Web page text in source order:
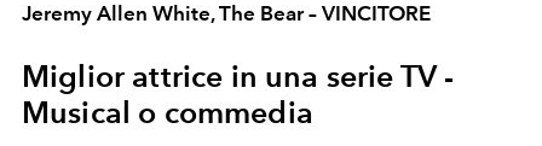
Jeremy Allen White, The Bear – VINCITORE
Miglior attrice in una serie TV -
Musical o commedia